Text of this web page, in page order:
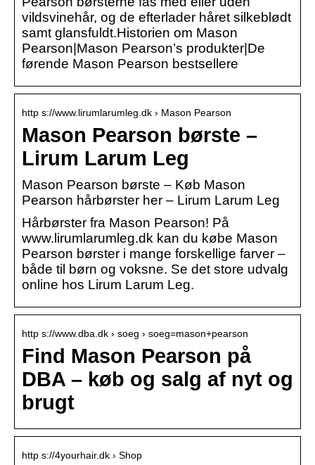
vildsvinehår, og de efterlader håret silkeblødt
samt glansfuldt.Historien om Mason
Pearson|Mason Pearson’s produkter|De
førende Mason Pearson bestsellere
http s://www.lirumlarumleg.dk › Mason Pearson
Mason Pearson børste –
Lirum Larum Leg
Mason Pearson børste – Køb Mason
Pearson hårbørster her – Lirum Larum Leg
Hårbørster fra Mason Pearson! På
www.lirumlarumleg.dk kan du købe Mason
Pearson børster i mange forskellige farver –
både til børn og voksne. Se det store udvalg
online hos Lirum Larum Leg.
http s://www.dba.dk › soeg › soeg=mason+pearson
Find Mason Pearson på
DBA – køb og salg af nyt og
brugt
http s://4yourhair.dk › Shop